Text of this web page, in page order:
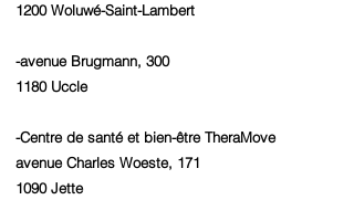
1200 Woluwé-Saint-Lambert
-avenue Brugmann, 300
1180 Uccle
-Centre de santé et bien-être TheraMove
avenue Charles Woeste, 171
1090 Jette